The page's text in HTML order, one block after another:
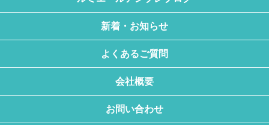
新着・お知らせ
よくあるご質問
会社概要
お問い合わせ